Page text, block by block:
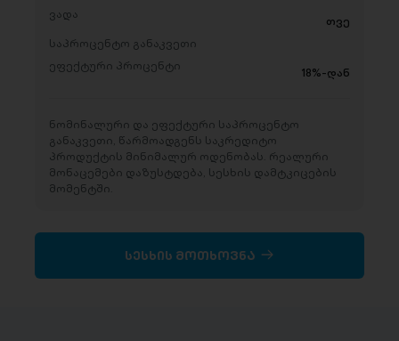
ვადა
თვე
საპროცენტო განაკვეთი
ეფექტური პროცენტი
18%-დან
ნომინალური და ეფექტური საპროცენტო
განაკვეთი, წარმოადგენს საკრედიტო
პროდუქტის მინიმალურ ოდენობას. რეალური
მონაცემები დაზუსტდება, სესხის დამტკიცების
მომენტში.
სესხის მოთხოვნა